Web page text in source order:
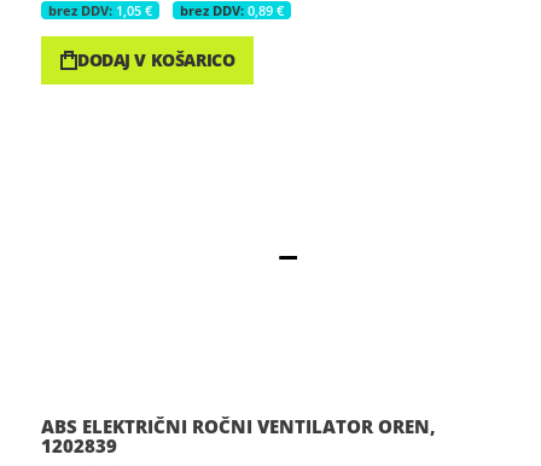
1,05 € 0,89 €
DODAJ V KOŠARICO
ABS ELEKTRIČNI ROČNI VENTILATOR OREN,
1202839